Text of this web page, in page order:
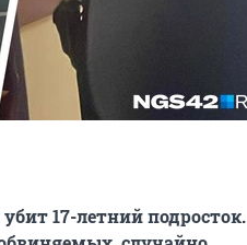
17-летний подросток.